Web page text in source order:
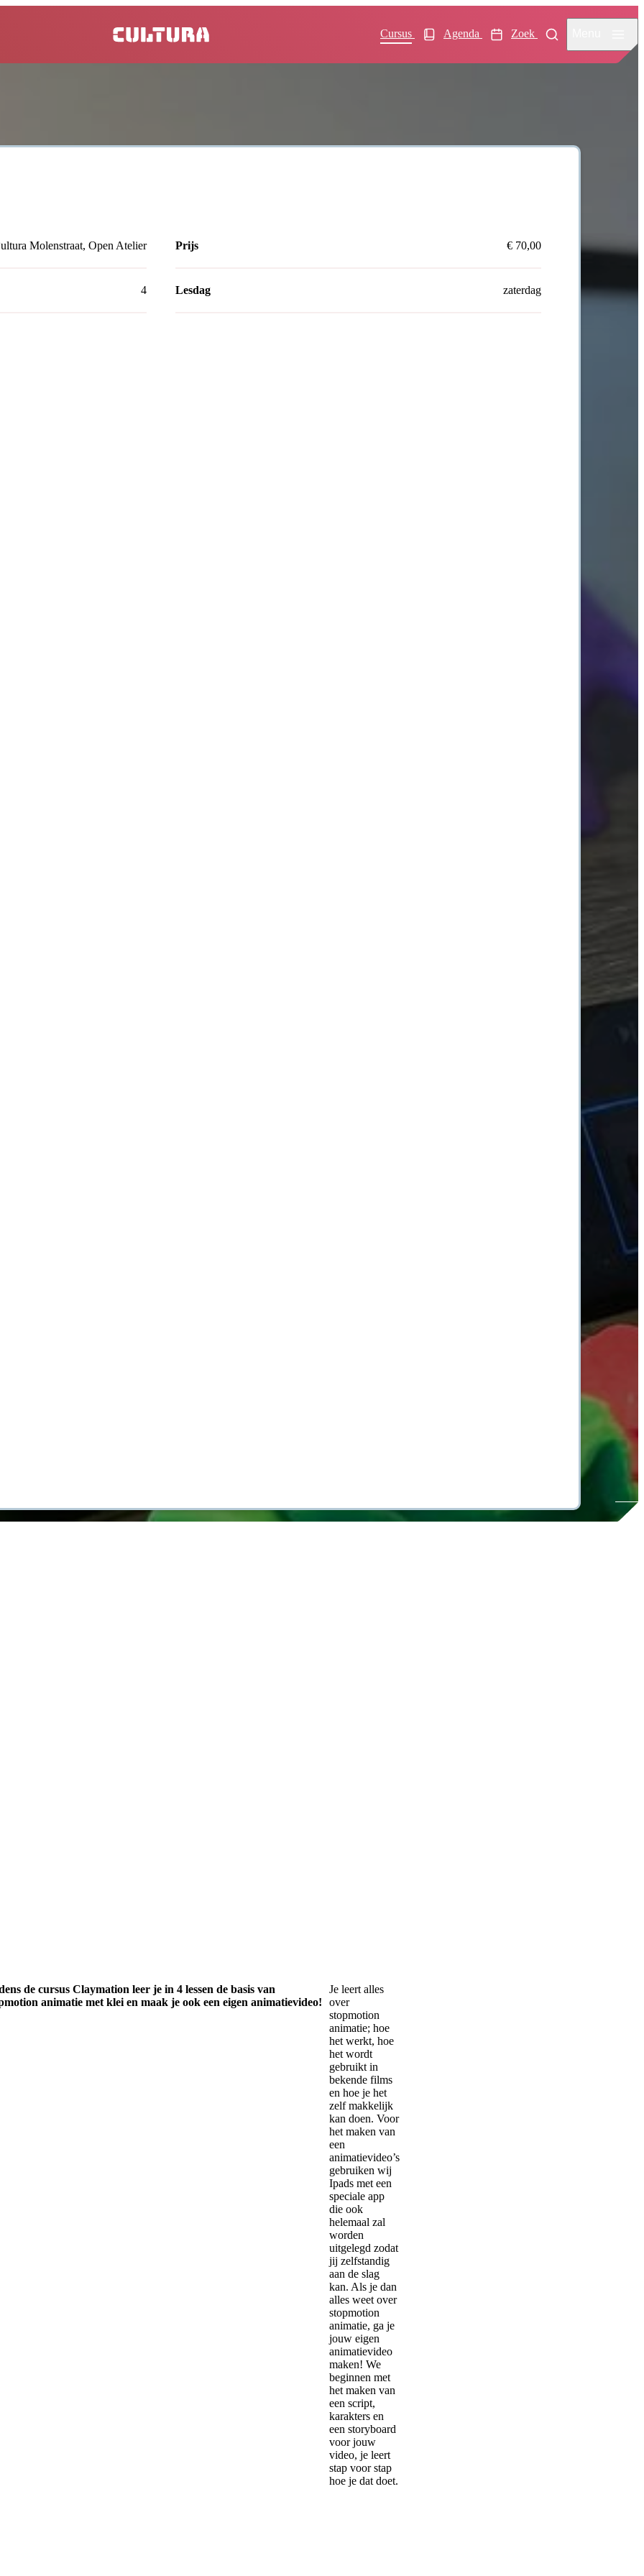
Cursus Agenda Zoek
home
Molenstraat, Open Atelier Prijs € 70,00
4 Lesdag zaterdag
de cursus Claymation leer je in 4 lessen de basis van
animatie met klei en maak je ook een eigen animatievideo!
Je leert alles
over
stopmotion
animatie; hoe
het werkt, hoe
het wordt
gebruikt in
bekende films
en hoe je het
zelf makkelijk
kan doen. Voor
het maken van
een
animatievideo’s
gebruiken wij
Ipads met een
speciale app
die ook
helemaal zal
worden
uitgelegd zodat
jij zelfstandig
aan de slag
kan. Als je dan
alles weet over
stopmotion
animatie, ga je
jouw eigen
animatievideo
maken! We
beginnen met
het maken van
een script,
karakters en
een storyboard
voor jouw
video, je leert
stap voor stap
hoe je dat doet.